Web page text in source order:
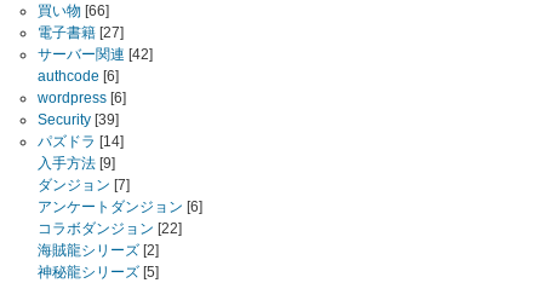
買い物 [66]
電子書籍 [27]
サーバー関連 [42]
authcode [6]
wordpress [6]
Security [39]
パズドラ [14]
入手方法 [9]
ダンジョン [7]
アンケートダンジョン [6]
コラボダンジョン [22]
海賊龍シリーズ [2]
神秘龍シリーズ [5]